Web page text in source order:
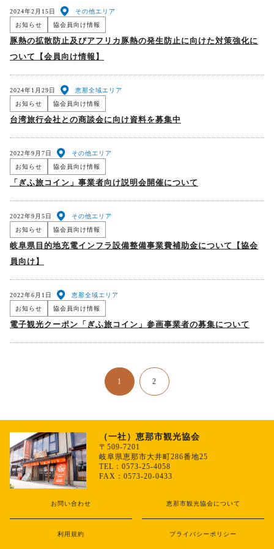
豚熱の拡散防止及びアフリカ豚熱の発生防止に向けた対策強化に
ついて【会員向け情報】
お知らせ 協会員向け情報
2024年2月15日 その他エリア
台湾旅行会社との商談会に向け資料を募集中
お知らせ 協会員向け情報
2024年1月29日 恵那全域エリア
「ぎふ旅コイン」事業者向け説明会開催について
お知らせ 協会員向け情報
2022年9月7日 その他エリア
岐阜県目的地充電インフラ設備整備事業費補助金について【協会
員向け】
お知らせ 協会員向け情報
2022年9月5日 その他エリア
電子観光クーポン「ぎふ旅コイン」参画事業者の募集について
お知らせ 協会員向け情報
2022年6月1日 恵那全域エリア
1 2
（一社）恵那市観光協会
〒509-7201
岐阜県恵那市大井町286番地25
TEL：0573-25-4058
FAX：0573-20-0433
お問い合わせ 恵那市観光協会について
利用規約 プライバシーポリシー